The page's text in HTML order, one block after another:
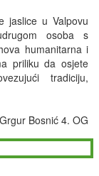
jaslice u Valpovu
osoba s
humanitarna i
priliku da osjete
tradiciju,
Bosnić 4. OG